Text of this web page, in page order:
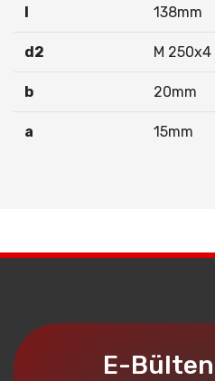
I 138mm
d2 M 250x4
b 20mm
a 15mm
E-